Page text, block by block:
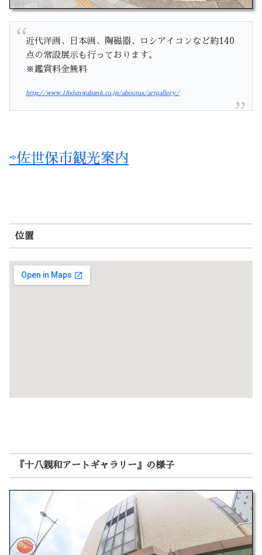
近代洋画、日本画、陶磁器、ロシアイコンなど約140
点の常設展示も行っております。
※鑑賞料金無料
http://www.18shinwabank.co.jp/aboutus/artgallery/
⇨佐世保市観光案内
位置
『十八親和アートギャラリー』の様子